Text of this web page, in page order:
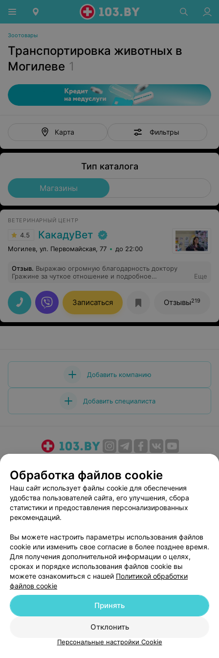
Зоотовары
Транспортировка животных в
Могилеве 1
Карта Фильтры
Тип каталога
Магазины
ВЕТЕРИНАРНЫЙ ЦЕНТР
4.5 КакадуВет
Могилев, ул. Первомайская, 77 до 22:00
Отзыв. Выражаю огромную благодарность доктору
Гражине за чуткое отношение и подробное
постоянно успокаивая мою девочку. Спасибо Вам
большое!
Еще
Записаться Отзывы219
Добавить компанию
Добавить специалиста
Медицинский маркетинг
Публичный договор
Пользовательское соглашение
Способы оплаты
Вакансии
Партнеры
Персональные настройки cookie
Обработка персональных данных
© 2026 ООО «Артокс Лаб», УНП 191700409| 220012, Республика Беларусь,
Обработка файлов cookie
Наш сайт использует файлы cookie для обеспечения
удобства пользователей сайта, его улучшения, сбора
статистики и предоставления персонализированных
рекомендаций.
Вы можете настроить параметры использования файлов
cookie или изменить свое согласие в более позднее время.
Для получения дополнительной информации о целях,
сроках и порядке использования файлов cookie вы
можете ознакомиться с нашей Политикой обработки
файлов cookie
Отклонить
Принять
Персональные настройки Cookie